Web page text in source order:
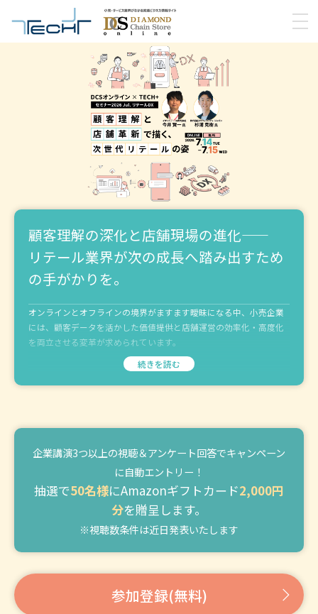
顧客理解の深化と店舗現場の進化――
リテール業界が次の成長へ踏み出すため
の手がかりを。
オンラインとオフラインの境界がますます曖昧になる中、 小売企業
には、顧客データを活かした価値提供と店舗運営の効率化・高度化
を両立させる変革が求められています。
続きを読む
企業講演3つ以上の視聴＆アンケート回答でキャンペーン
に自動エントリー！
抽選で50名様にAmazonギフトカード2,000円
分を贈呈します。
※視聴数条件は近日発表いたします
参加登録(無料)